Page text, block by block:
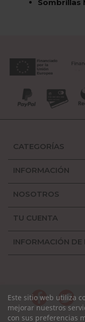
Sombrillas
CATEGORÍAS
INFORMACIÓN
NOSOTROS
TU CUENTA
INFORMACIÓN DE
Facebook
Este sitio web utiliza
mejorar nuestros
con sus preferencias